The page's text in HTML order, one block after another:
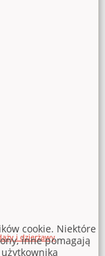
i dzierżawy
cookie. Niektóre
inne pomagają